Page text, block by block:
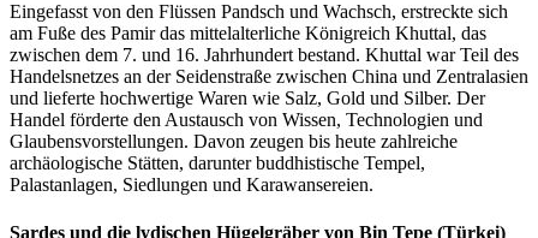
Eingefasst von den Flüssen Pandsch und Wachsch, erstreckte sich
am Fuße des Pamir das mittelalterliche Königreich Khuttal, das
zwischen dem 7. und 16. Jahrhundert bestand. Khuttal war Teil des
Handelsnetzes an der Seidenstraße zwischen China und Zentralasien
und lieferte hochwertige Waren wie Salz, Gold und Silber. Der
Handel förderte den Austausch von Wissen, Technologien und
Glaubensvorstellungen. Davon zeugen bis heute zahlreiche
archäologische Stätten, darunter buddhistische Tempel,
Palastanlagen, Siedlungen und Karawansereien.
Sardes und die lydischen Hügelgräber von Bin Tepe (Türkei)